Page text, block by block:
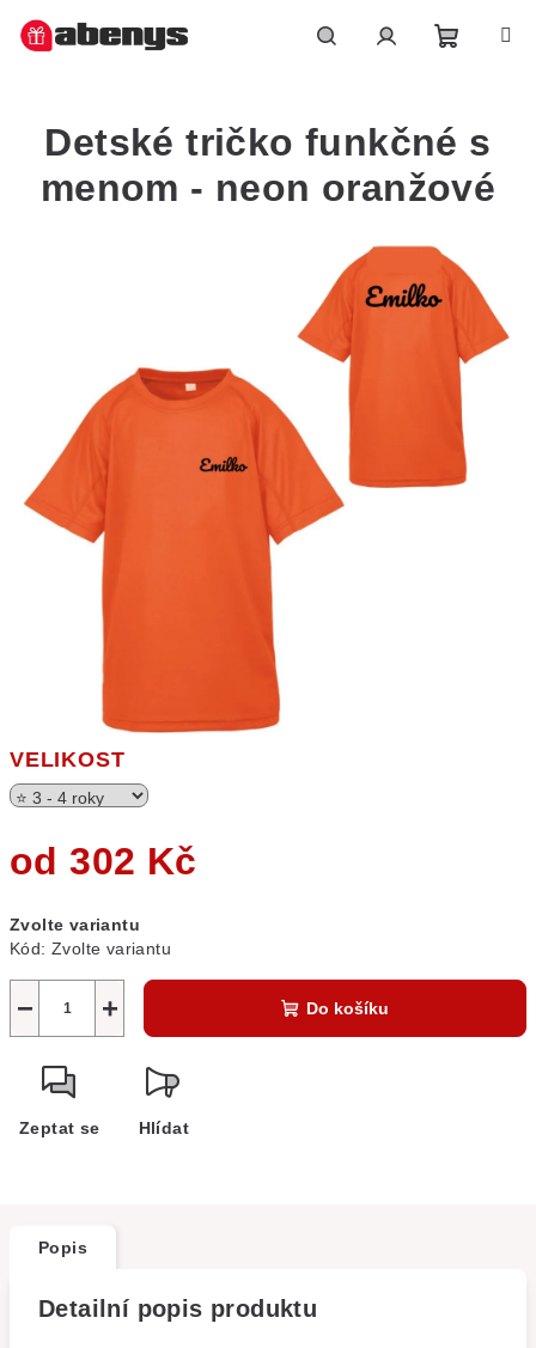
košík
VELIKOST
od302 Kč
cena:
Zvolte variantu
Kód: Zvolte variantu
+
− Do košíku
Zeptat se Hlídat
Detské tričko funkčné s
menom - neon oranžové
Popis
Detailní popis produktu